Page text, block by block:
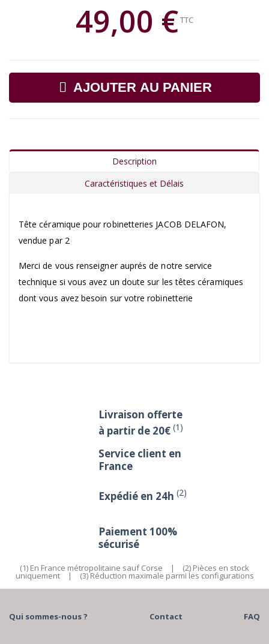
49,00 €TTC
AJOUTER AU PANIER
Description
Caractéristiques et Délais
Tête céramique pour robinetteries JACOB DELAFON,
vendue par 2
Merci de vous renseigner auprés de notre service
technique si vous avez un doute sur les têtes céramiques
dont vous avez besoin sur votre robinetterie
Livraison offerte
à partir de 20€ (1)
Service client en
France
Expédié en 24h (2)
Paiement 100%
sécurisé
(1) En France métropolitaine sauf Corse | (2) Pièces en stock
uniquement | (3) Réduction maximale parmi les configurations
Qui sommes-nous ? Contact FAQ